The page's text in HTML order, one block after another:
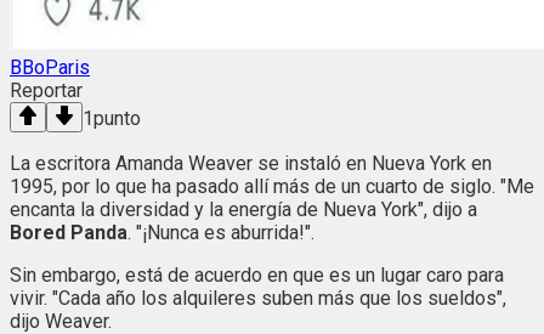
BBoParis
Reportar
1punto
La escritora Amanda Weaver se instaló en Nueva York en
1995, por lo que ha pasado allí más de un cuarto de siglo. "Me
encanta la diversidad y la energía de Nueva York", dijo a
Bored Panda. "¡Nunca es aburrida!".
Sin embargo, está de acuerdo en que es un lugar caro para
vivir. "Cada año los alquileres suben más que los sueldos",
dijo Weaver.